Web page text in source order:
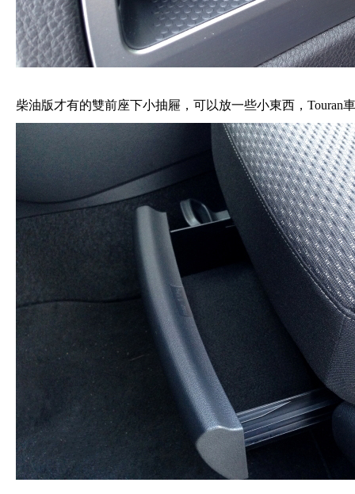
柴油版才有的雙前座下小抽屜，可以放一些小東西，Touran